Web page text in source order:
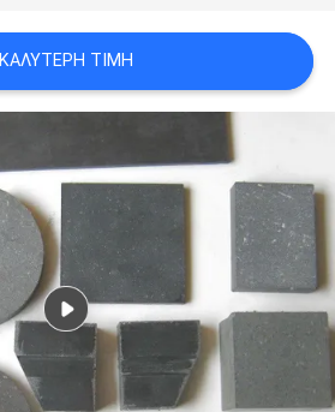
ΚΑΛΎΤΕΡΗ ΤΙΜΉ